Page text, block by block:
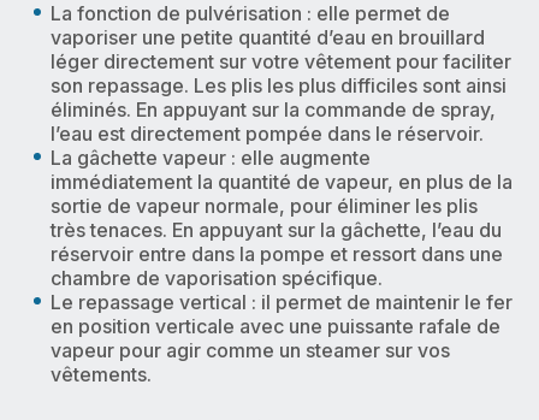
La fonction de pulvérisation : elle permet de
vaporiser une petite quantité d’eau en brouillard
léger directement sur votre vêtement pour faciliter
son repassage. Les plis les plus difficiles sont ainsi
éliminés. En appuyant sur la commande de spray,
l’eau est directement pompée dans le réservoir.
La gâchette vapeur : elle augmente
immédiatement la quantité de vapeur, en plus de la
sortie de vapeur normale, pour éliminer les plis
très tenaces. En appuyant sur la gâchette, l’eau du
réservoir entre dans la pompe et ressort dans une
chambre de vaporisation spécifique.
Le repassage vertical : il permet de maintenir le fer
en position verticale avec une puissante rafale de
vapeur pour agir comme un steamer sur vos
vêtements.